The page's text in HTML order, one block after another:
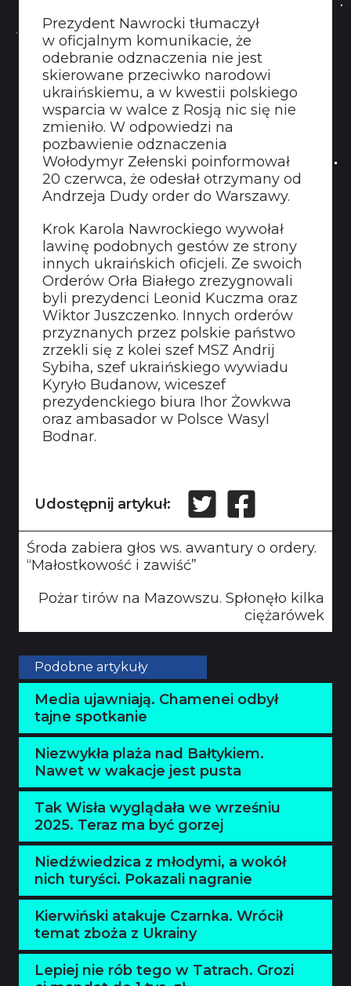
Prezydent Nawrocki tłumaczył
w oficjalnym komunikacie, że
odebranie odznaczenia nie jest
skierowane przeciwko narodowi
ukraińskiemu, a w kwestii polskiego
wsparcia w walce z Rosją nic się nie
zmieniło. W odpowiedzi na
pozbawienie odznaczenia
Wołodymyr Zełenski poinformował
20 czerwca, że odesłał otrzymany od
Andrzeja Dudy order do Warszawy.
Krok Karola Nawrockiego wywołał
lawinę podobnych gestów ze strony
innych ukraińskich oficjeli. Ze swoich
Orderów Orła Białego zrezygnowali
byli prezydenci Leonid Kuczma oraz
Wiktor Juszczenko. Innych orderów
przyznanych przez polskie państwo
zrzekli się z kolei szef MSZ Andrij
Sybiha, szef ukraińskiego wywiadu
Kyryło Budanow, wiceszef
prezydenckiego biura Ihor Żowkwa
oraz ambasador w Polsce Wasyl
Bodnar.
Udostępnij artykuł:
Środa zabiera głos ws. awantury o ordery.
“Małostkowość i zawiść”
Pożar tirów na Mazowszu. Spłonęło kilka
ciężarówek
Podobne artykuły
Media ujawniają. Chamenei odbył
tajne spotkanie
Niezwykła plaża nad Bałtykiem.
Nawet w wakacje jest pusta
Tak Wisła wyglądała we wrześniu
2025. Teraz ma być gorzej
Niedźwiedzica z młodymi, a wokół
nich turyści. Pokazali nagranie
Kierwiński atakuje Czarnka. Wrócił
temat zboża z Ukrainy
Lepiej nie rób tego w Tatrach. Grozi